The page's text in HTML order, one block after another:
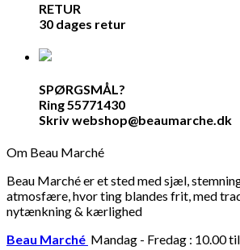
RETUR
30 dages retur
SPØRGSMÅL?
Ring 55771430
Skriv webshop@beaumarche.dk
Om Beau Marché
Beau Marché er et sted med sjæl,
atmosfære, hvor ting blandes frit, med
nytænkning & kærlighed
Beau Marché Mandag - Fredag : 10.00